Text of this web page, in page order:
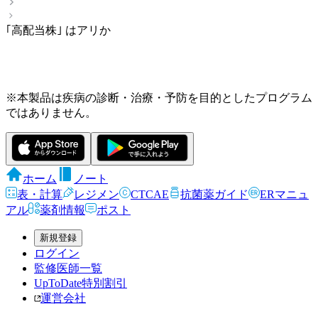
｢高配当株｣ はアリか
※本製品は疾病の診断・治療・予防を目的としたプログラム
ではありません。
ホーム
ノート
表・計算
レジメン CTCAE 抗菌薬ガイド
ERマニュ
アル
薬剤情報 ポスト
新規登録
ログイン
監修医師一覧
UpToDate特別割引
運営会社